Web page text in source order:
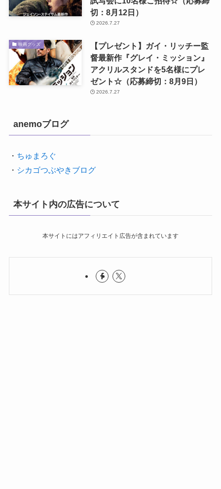
切：8月12日）
2026.7.27
映画グッズ
【プレゼント】ガイ・リッチー監
督最新作『グレイ・ミッション』
アクリルスタンドを5名様にプレ
ゼント☆（応募締切：8月9日）
2026.7.27
anemoブログ
・ ちゅまろぐ
・ シカゴつぶやきブログ
本サイト内の広告について
本サイトにはアフィリエイト広告が含まれています